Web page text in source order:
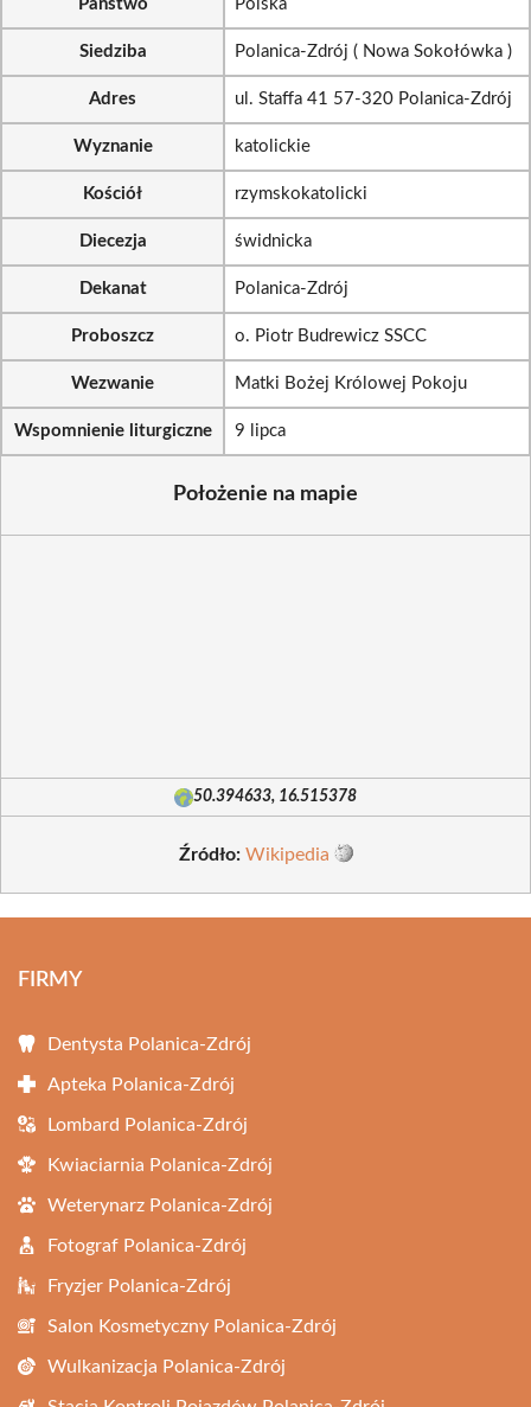
Państwo Polska
Siedziba Polanica-Zdrój ( Nowa Sokołówka )
Adres ul. Staffa 41 57-320 Polanica-Zdrój
Wyznanie katolickie
Kościół rzymskokatolicki
Diecezja świdnicka
Dekanat Polanica-Zdrój
Proboszcz o. Piotr Budrewicz SSCC
Wezwanie Matki Bożej Królowej Pokoju
Wspomnienie liturgiczne 9 lipca
Położenie na mapie
50.394633, 16.515378
Źródło: Wikipedia
FIRMY
Dentysta Polanica-Zdrój
Apteka Polanica-Zdrój
Lombard Polanica-Zdrój
Kwiaciarnia Polanica-Zdrój
Weterynarz Polanica-Zdrój
Fotograf Polanica-Zdrój
Fryzjer Polanica-Zdrój
Salon Kosmetyczny Polanica-Zdrój
Wulkanizacja Polanica-Zdrój